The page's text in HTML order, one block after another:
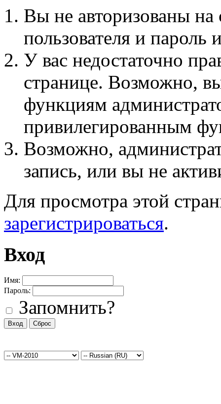
Вы не авторизованы на
пользователя и пароль
У вас недостаточно
странице. Возможно,
функциям
привилегированным
Возможно,
запись, или вы не
Для просмотра этой
зарегистрироваться.
Вход
Имя:
Пароль:
Запомнить?